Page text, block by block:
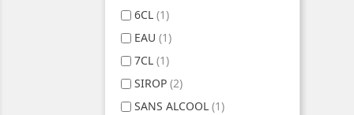
6CL (1)
EAU (1)
7CL (1)
SIROP (2)
SANS ALCOOL (1)